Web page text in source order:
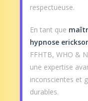
respectueuse.
En tant que
hypnose
FFHTB, WHO &
une expertise
inconscientes et
durables.